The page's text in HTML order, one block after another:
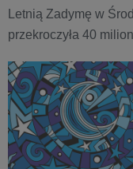
Letnią Zadymę w
przekroczyła 40